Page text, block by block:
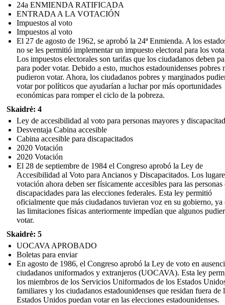
24a ENMIENDA RATIFICADA
ENTRADA A LA VOTACIÓN
Impuestos al voto
Impuestos al voto
El 27 de agosto de 1962, se aprobó la 24ª Enmienda. A los
no se les permitió implementar un impuesto electoral para los
Los impuestos electorales son tarifas que los ciudadanos deben
para poder votar. Debido a esto, muchos estadounidenses pobres
pudieron votar. Ahora, los ciudadanos pobres y marginados
votar por políticos que ayudarían a luchar por más oportunidades
económicas para romper el ciclo de la pobreza.
Skaidrė: 4
Ley de accesibilidad al voto para personas mayores y
Desventaja Cabina accesible
Cabina accesible para discapacitados
2020 Votación
2020 Votación
El 28 de septiembre de 1984 el Congreso aprobó la Ley de
Accesibilidad al Voto para Ancianos y Discapacitados. Los
votación ahora deben ser físicamente accesibles para las personas
discapacidades para las elecciones federales. Esta ley permitió
oficialmente que más ciudadanos tuvieran voz en su gobierno, ya
las limitaciones físicas anteriormente impedían que algunos
votar.
Skaidrė: 5
UOCAVA APROBADO
Boletas para enviar
En agosto de 1986, el Congreso aprobó la Ley de voto en
ciudadanos uniformados y extranjeros (UOCAVA). Esta ley
los miembros de los Servicios Uniformados de los Estados
familiares y los ciudadanos estadounidenses que residan fuera de
Estados Unidos puedan votar en las elecciones estadounidenses.